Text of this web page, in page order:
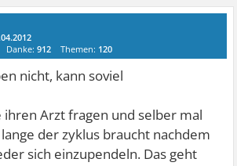
Danke:912 Themen: 120
nicht, kann soviel
ihren Arzt fragen und selber mal
der zyklus braucht nachdem
sich einzupendeln. Das geht